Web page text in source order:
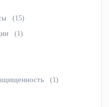
(15)
(1)
(1)